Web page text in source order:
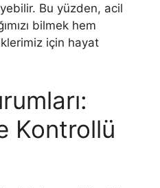
Bu yüzden, acil
bilmek hem
için hayat
Kontrollü